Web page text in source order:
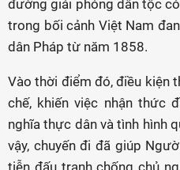
đường giải phóng dân tộc
trong bối cảnh Việt Nam
dân Pháp từ năm 1858.
Vào thời điểm đó, điều kiện
chế, khiến việc nhận thức
nghĩa thực dân và tình hình
vậy, chuyến đi đã giúp